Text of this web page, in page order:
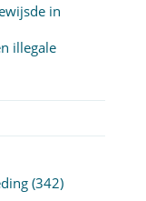
in
illegale
(342)